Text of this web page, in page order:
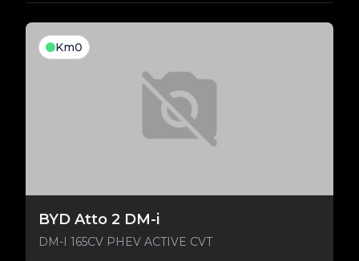
Km0
BYD Atto 2 DM-i
DM-I 165CV PHEV ACTIVE CVT